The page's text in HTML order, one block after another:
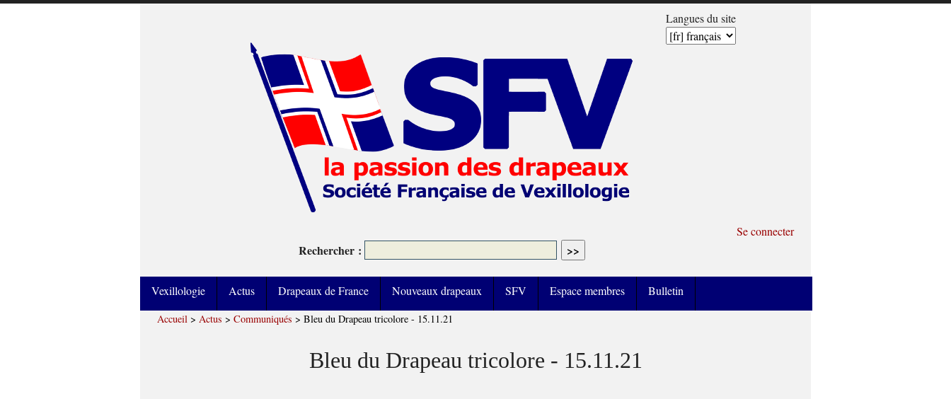
Se connecter
Langues du site
Rechercher :
Vexillologie Actus Drapeaux de France Nouveaux drapeaux SFV Espace membres Bulletin
Accueil > Actus > Communiqués > Bleu du Drapeau tricolore - 15.11.21
Bleu du Drapeau tricolore - 15.11.21